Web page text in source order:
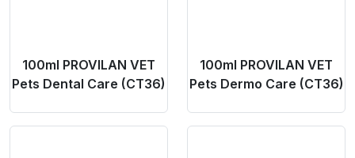
100ml PROVILAN VET
Pets Dental Care (CT36)
100ml PROVILAN VET
Pets Dermo Care (CT36)